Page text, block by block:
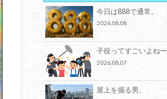
今日は888で通常。
2026.08.08
子役ってすごいよねー
2026.08.07
屋上を掘る男。